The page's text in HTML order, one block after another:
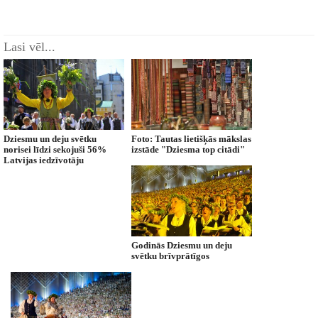
Lasi vēl...
Dziesmu un deju svētku
norisei līdzi sekojuši 56%
Latvijas iedzīvotāju
Foto: Tautas lietišķās mākslas
izstāde "Dziesma top citādi"
Godinās Dziesmu un deju
svētku brīvprātīgos